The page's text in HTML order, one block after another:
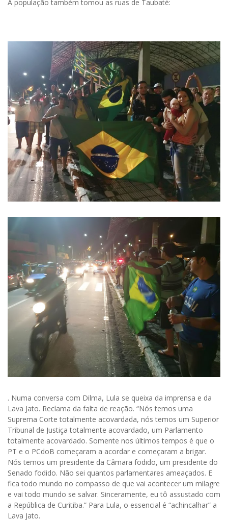
A população também tomou as ruas de Taubaté:
. Numa conversa com Dilma, Lula se queixa da imprensa e da
Lava Jato. Reclama da falta de reação. “Nós temos uma
Suprema Corte totalmente acovardada, nós temos um Superior
Tribunal de Justiça totalmente acovardado, um Parlamento
totalmente acovardado. Somente nos últimos tempos é que o
PT e o PCdoB começaram a acordar e começaram a brigar.
Nós temos um presidente da Câmara fodido, um presidente do
Senado fodido. Não sei quantos parlamentares ameaçados. E
fica todo mundo no compasso de que vai acontecer um milagre
e vai todo mundo se salvar. Sinceramente, eu tô assustado com
a República de Curitiba.” Para Lula, o essencial é “achincalhar” a
Lava Jato.